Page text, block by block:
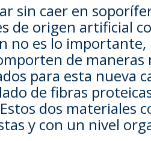
sin caer en
de origen artificial
no es lo
de
para esta nueva
de fibras
dos materiales
y con un nivel